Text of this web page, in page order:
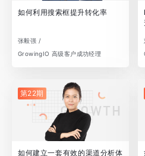
如何利用搜索框提升转化率
张毅强 /
GrowingIO 高级客户成功经理
第22期
如何建立一套有效的渠道分析体